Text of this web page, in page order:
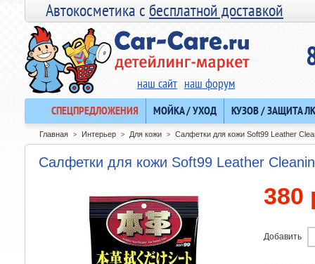
Автокосметика сбесплатной доставкой
наш сайт наш форум
СПЕЦПРЕДЛОЖЕНИЯ МОЙКА / УХОД КУЗОВ / ЗАЩИТА
Главная > Интерьер > Для кожи > Салфетки для кожи Soft99 Leather
Салфетки для кожи Soft99 Leather
380
Добавить